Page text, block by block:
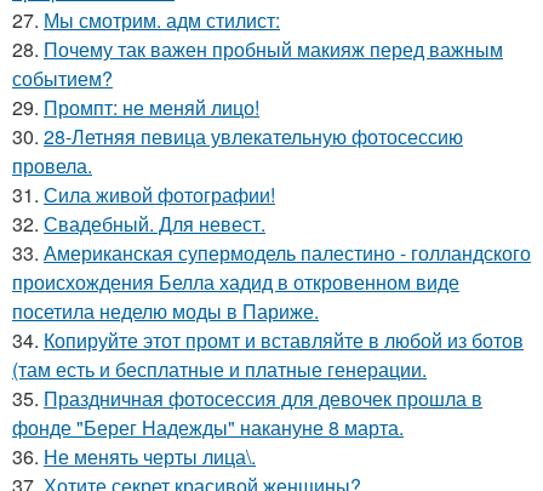
27. Мы смотрим. адм стилист:
28. Почему так важен пробный макияж перед важным
событием?
29. Промпт: не меняй лицо!
30. 28-Летняя певица увлекательную фотосессию
провела.
31. Сила живой фотографии!
32. Свадебный. Для невест.
33. Американская супермодель палестино - голландского
происхождения Белла хадид в откровенном виде
посетила неделю моды в Париже.
34. Копируйте этот промт и вставляйте в любой из ботов
(там есть и бесплатные и платные генерации.
35. Праздничная фотосессия для девочек прошла в
фонде "Берег Надежды" накануне 8 марта.
36. Не менять черты лица\.
37. Хотите секрет красивой женщины?